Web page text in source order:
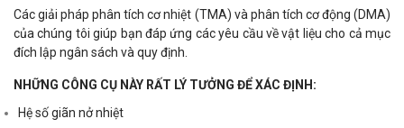
Các giải pháp phân tích cơ nhiệt (TMA) và phân tích cơ động (DMA)
của chúng tôi giúp bạn đáp ứng các yêu cầu về vật liệu cho cả mục
đích lập ngân sách và quy định.
NHỮNG CÔNG CỤ NÀY RẤT LÝ TƯỞNG ĐỂ XÁC ĐỊNH:
Hệ số giãn nở nhiệt